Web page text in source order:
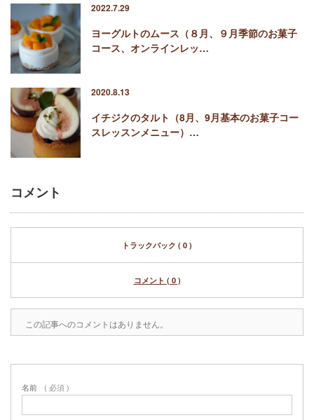
2022.7.29
ヨーグルトのムース（８月、９月季節のお菓子
コース、オンラインレッ…
2020.8.13
イチジクのタルト（8月、9月基本のお菓子コー
スレッスンメニュー）…
コメント
トラックバック ( 0 )
コメント ( 0 )
この記事へのコメントはありません。
名前 ( 必須 )